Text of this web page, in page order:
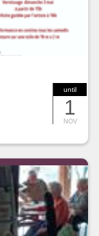
until
1
NOV